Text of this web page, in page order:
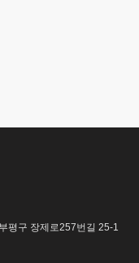
평구 장제로257번길 25-1